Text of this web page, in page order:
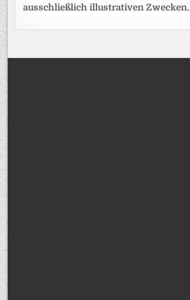
ausschließlich illustrativen Zwecken.